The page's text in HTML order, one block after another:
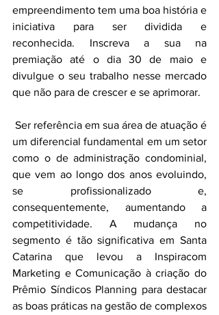
empreendimento tem uma boa história e
iniciativa para ser dividida e
reconhecida. Inscreva a sua na
premiação até o dia 30 de maio e
divulgue o seu trabalho nesse mercado
que não para de crescer e se aprimorar.
um diferencial fundamental em um setor
como o de administração condominial,
que vem ao longo dos anos evoluindo,
se profissionalizado e,
consequentemente, aumentando a
competitividade. A mudança no
segmento é tão significativa em Santa
Catarina que levou a Inspiracom
Marketing e Comunicação à criação do
Prêmio Síndicos Planning para destacar
as boas práticas na gestão de complexos